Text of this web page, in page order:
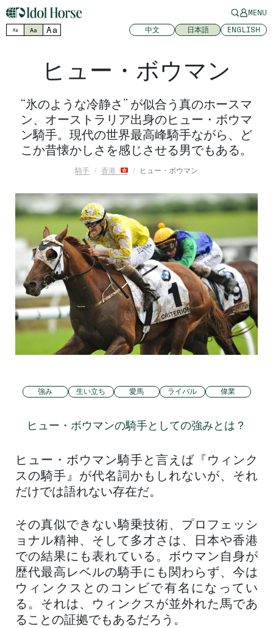
MENU
Aa Aa Aa 中文 日本語 ENGLISH
ヒュー・ボウマン
“氷のような冷静さ” が似合う真のホースマ
ン、オーストラリア出身のヒュー・ボウマ
ン騎手。現代の世界最高峰騎手ながら、ど
こか昔懐かしさを感じさせる男でもある。
騎手 香港 ヒュー・ボウマン
強み 生い立ち 愛馬 ライバル 偉業
ヒュー・ボウマンの騎手としての強みとは？
ヒュー・ボウマン騎手と言えば『ウィンク
スの騎手』が代名詞かもしれないが、それ
だけでは語れない存在だ。
その真似できない騎乗技術、プロフェッシ
ョナル精神、そして多才さは、日本や香港
での結果にも表れている。ボウマン自身が
歴代最高レベルの騎手にも関わらず、今は
ウィンクスとのコンビで有名になってい
る。それは、ウィンクスが並外れた馬であ
ることの証拠でもあるだろう。